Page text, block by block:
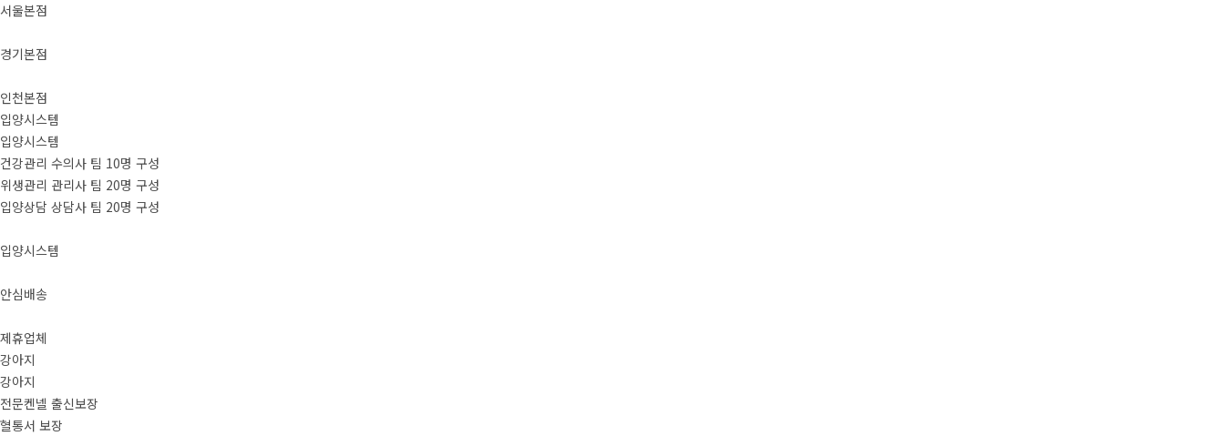
서울본점
경기본점
인천본점
입양시스템
입양시스템
건강관리 수의사 팀 10명 구성
위생관리 관리사 팀 20명 구성
입양상담 상담사 팀 20명 구성
입양시스템
안심배송
제휴업체
강아지
강아지
전문켄넬 출신보장
혈통서 보장